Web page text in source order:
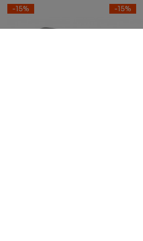
-15% -15%